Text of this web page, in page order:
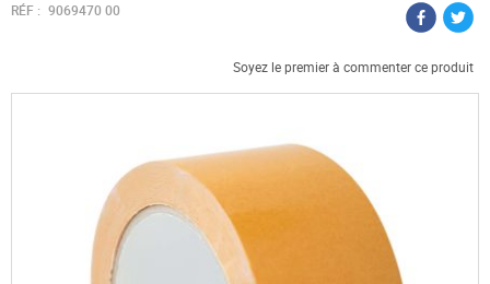
RÉF : 9069470 00
Soyez le premier à commenter ce produit
Passer